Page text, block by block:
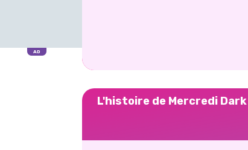
L'histoire de Mercredi